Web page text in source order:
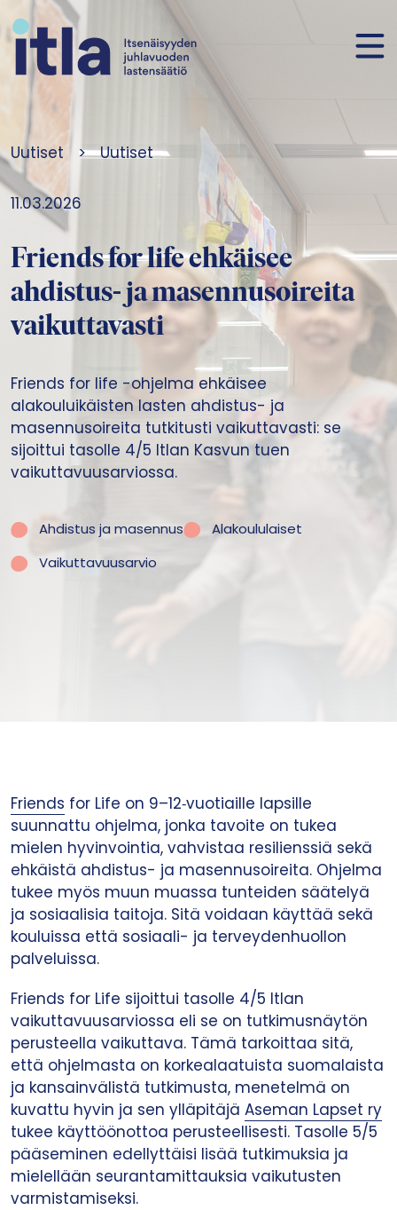
Siirry sisältöön
Uutiset > Uutiset
11.03.2026
Friends for life ehkäisee
ahdistus- ja masennusoireita
vaikuttavasti
Friends for life -ohjelma ehkäisee
alakouluikäisten lasten ahdistus- ja
masennusoireita tutkitusti vaikuttavasti: se
sijoittui tasolle 4/5 Itlan Kasvun tuen
vaikuttavuusarviossa.
Ahdistus ja masennus
Alakoululaiset
Vaikuttavuusarvio
Friends for Life on 9–12‑vuotiaille lapsille
suunnattu ohjelma, jonka tavoite on tukea
mielen hyvinvointia, vahvistaa resilienssiä sekä
ehkäistä ahdistus- ja masennusoireita. Ohjelma
tukee myös muun muassa tunteiden säätelyä
ja sosiaalisia taitoja. Sitä voidaan käyttää sekä
kouluissa että sosiaali- ja terveydenhuollon
palveluissa.
Friends for Life sijoittui tasolle 4/5 Itlan
vaikuttavuusarviossa eli se on tutkimusnäytön
perusteella vaikuttava. Tämä tarkoittaa sitä,
että ohjelmasta on korkealaatuista suomalaista
ja kansainvälistä tutkimusta, menetelmä on
kuvattu hyvin ja sen ylläpitäjä Aseman Lapset ry
tukee käyttöönottoa perusteellisesti. Tasolle 5/5
pääseminen edellyttäisi lisää tutkimuksia ja
mielellään seurantamittauksia vaikutusten
varmistamiseksi.